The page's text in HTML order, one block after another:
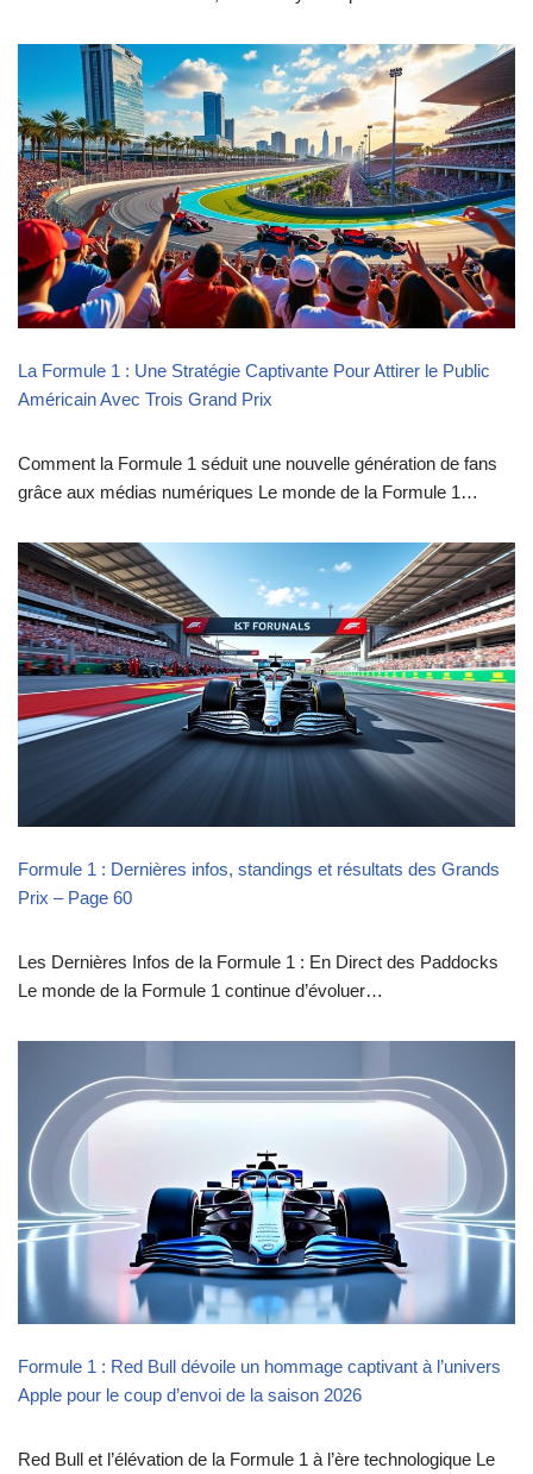
La Formule 1 : Une Stratégie Captivante Pour Attirer le Public
Américain Avec Trois Grand Prix
Comment la Formule 1 séduit une nouvelle génération de fans
grâce aux médias numériques Le monde de la Formule 1…
Formule 1 : Dernières infos, standings et résultats des Grands
Prix – Page 60
Les Dernières Infos de la Formule 1 : En Direct des Paddocks
Le monde de la Formule 1 continue d’évoluer…
Formule 1 : Red Bull dévoile un hommage captivant à l’univers
Apple pour le coup d’envoi de la saison 2026
Red Bull et l’élévation de la Formule 1 à l’ère technologique Le